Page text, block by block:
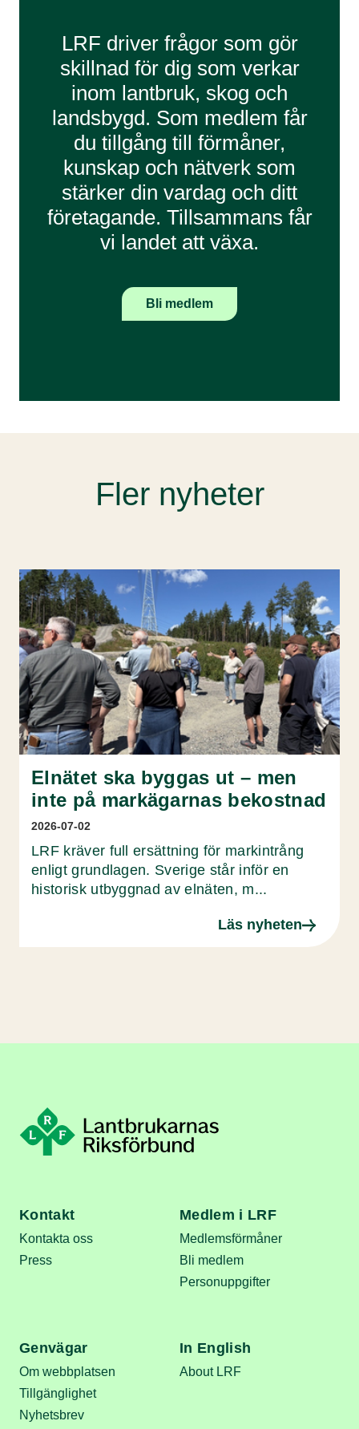
LRF driver frågor som gör
skillnad för dig som verkar
inom lantbruk, skog och
landsbygd. Som medlem får
du tillgång till förmåner,
kunskap och nätverk som
stärker din vardag och ditt
företagande. Tillsammans får
vi landet att växa.
Bli medlem
Fler nyheter
Elnätet ska byggas ut – men
inte på markägarnas bekostnad
2026-07-02
LRF kräver full ersättning för markintrång
enligt grundlagen. Sverige står inför en
historisk utbyggnad av elnäten, m...
Läs nyheten
Kontakt
Kontakta oss
Press
Medlem i LRF
Medlemsförmåner
Bli medlem
Personuppgifter
Genvägar
Om webbplatsen
Tillgänglighet
Nyhetsbrev
In English
About LRF